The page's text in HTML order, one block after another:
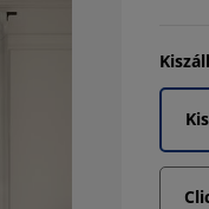
5.0691244239631335%
13.82488479262673%